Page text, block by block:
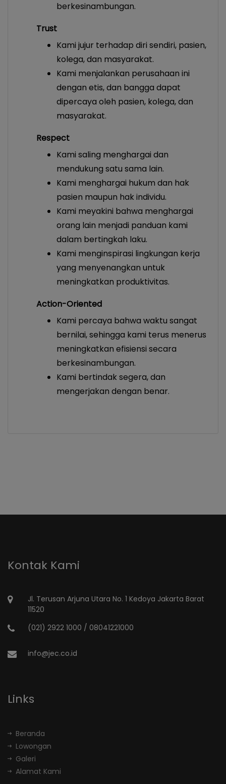
berkesinambungan.
Trust
Kami jujur terhadap diri sendiri, pasien,
kolega, dan masyarakat.
Kami menjalankan perusahaan ini
dengan etis, dan bangga dapat
dipercaya oleh pasien, kolega, dan
masyarakat.
Respect
Kami saling menghargai dan
mendukung satu sama lain.
Kami menghargai hukum dan hak
pasien maupun hak individu.
Kami meyakini bahwa menghargai
orang lain menjadi panduan kami
dalam bertingkah laku.
Kami menginspirasi lingkungan kerja
yang menyenangkan untuk
meningkatkan produktivitas.
Action-Oriented
Kami percaya bahwa waktu sangat
bernilai, sehingga kami terus menerus
meningkatkan efisiensi secara
berkesinambungan.
Kami bertindak segera, dan
mengerjakan dengan benar.
Kontak Kami
Jl. Terusan Arjuna Utara No. 1 Kedoya Jakarta Barat
11520
(021) 2922 1000 / 08041221000
info@jec.co.id
Links
Beranda
Lowongan
Galeri
Alamat Kami